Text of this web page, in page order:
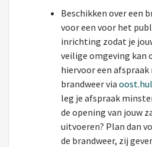
Beschikken over een
voor een voor het
inrichting zodat je
veilige omgeving kan
hiervoor een afspraak
brandweer via
leg je afspraak
de opening van jouw
uitvoeren? Plan dan
de brandweer, zij